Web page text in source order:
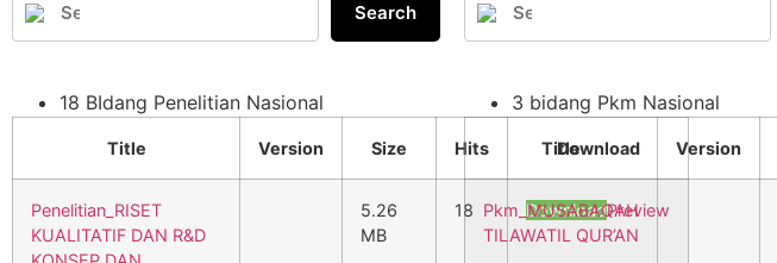
Search
18 BIdang Penelitian Nasional
Title Version Size Hits Download
Penelitian_RISET
KUALITATIF DAN R&D
5.26
MB
18 DownloadPreview
3 bidang Pkm Nasional
Title Version
Pkm_MUSABAQAH
TILAWATIL QUR’AN